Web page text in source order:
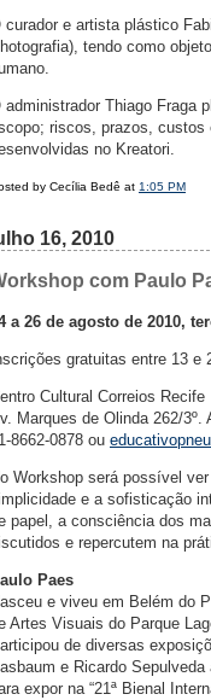
curador e artista plástico
tendo como
administrador Thiago Fraga
riscos, prazos, custos
no Kreatori.
by Cecília Bedê at 1:05 PM
16, 2010
com Paulo
a 26 de agosto de 2010,
gratuitas entre 13 e
Cultural Correios Recife
Marques de Olinda 262/
8662-0878 ou
Workshop será possível
e a sofisticação
papel, a consciência dos
e repercutem na
Paes
e viveu em Belém do
Artes Visuais do Parque
de diversas
e Ricardo
expor na “21ª Bienal